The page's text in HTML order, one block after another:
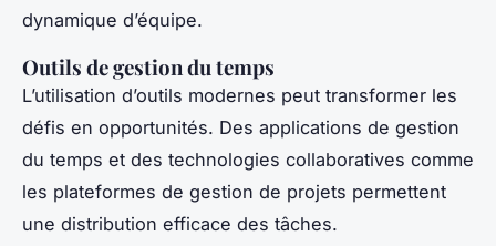
dynamique d’équipe.
Outils de gestion du temps
L’utilisation d’outils modernes peut transformer les
défis en opportunités. Des applications de gestion
du temps et des technologies collaboratives comme
les plateformes de gestion de projets permettent
une distribution efficace des tâches.